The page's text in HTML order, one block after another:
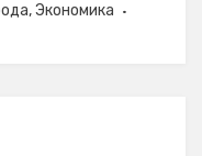
,Экономика